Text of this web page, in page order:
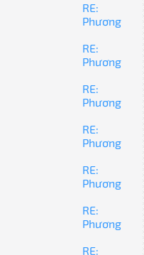
RE:
Phương
RE:
Phương
RE:
Phương
RE:
Phương
RE:
Phương
RE:
Phương
RE: